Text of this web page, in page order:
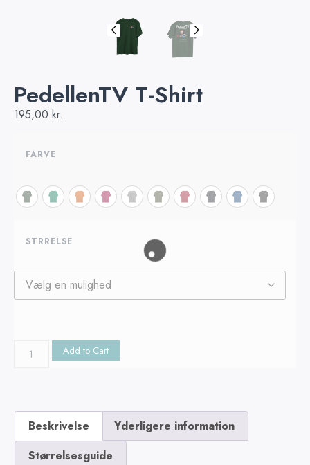
PedellenTV T-Shirt
195,00 kr.
FARVE
STRRELSE
Add to Cart
Beskrivelse
Yderligere information
Størrelsesguide